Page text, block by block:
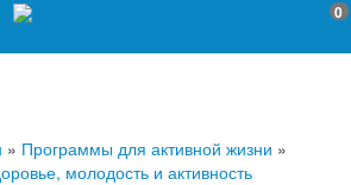
0
» Программы для активной жизни »
молодость и активность